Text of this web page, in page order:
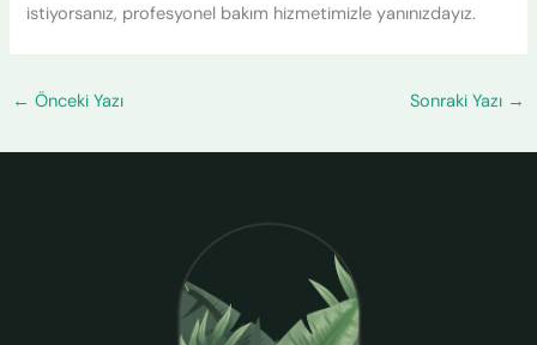
istiyorsanız, profesyonel bakım hizmetimizle yanınızdayız.
← Önceki Yazı Sonraki Yazı →